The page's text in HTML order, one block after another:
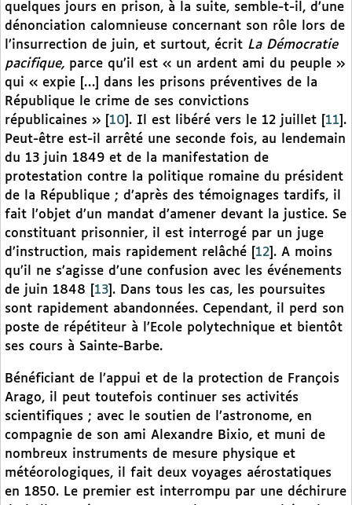
quelques jours en prison, à la suite, semble-t-il, d’une
dénonciation calomnieuse concernant son rôle lors de
l’insurrection de juin, et surtout, écrit La Démocratie
pacifique, parce qu’il est « un ardent ami du peuple »
qui « expie […] dans les prisons préventives de la
République le crime de ses convictions
républicaines »
10 . Il est libéré vers le 12 juillet 11 .
Peut-être est-il arrêté une seconde fois, au lendemain
du 13 juin 1849 et de la manifestation de
protestation contre la politique romaine du président
de la République ; d’après des témoignages tardifs, il
fait l’objet d’un mandat d’amener devant la justice. Se
constituant prisonnier, il est interrogé par un juge
d’instruction, mais rapidement relâché
12 . A moins
qu’il ne s’agisse d’une confusion avec les événements
de juin 1848
13 . Dans tous les cas, les poursuites
sont rapidement abandonnées. Cependant, il perd son
poste de répétiteur à l’Ecole polytechnique et bientôt
ses cours à Sainte-Barbe.
Bénéficiant de l’appui et de la protection de François
Arago, il peut toutefois continuer ses activités
scientifiques ; avec le soutien de l’astronome, en
compagnie de son ami Alexandre Bixio, et muni de
nombreux instruments de mesure physique et
météorologiques, il fait deux voyages aérostatiques
en 1850. Le premier est interrompu par une déchirure